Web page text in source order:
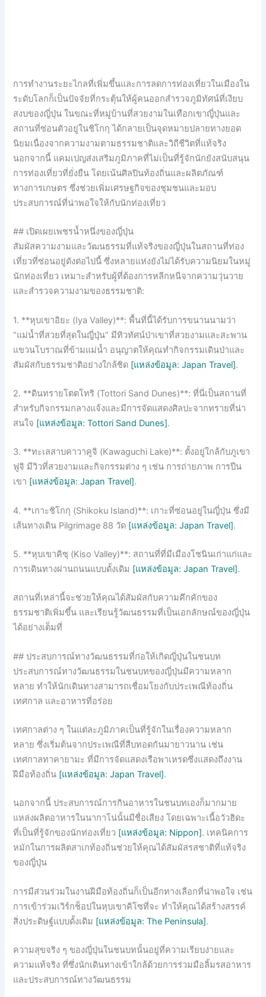
การทำงานระยะไกลที่เพิ่มขึ้นและการลดการท่องเที่ยวในเมืองใน
ระดับโลกก็เป็นปัจจัยที่กระตุ้นให้ผู้คนออกสำรวจภูมิทัศน์ที่เงียบ
สงบของญี่ปุ่น ในขณะที่หมู่บ้านที่สวยงามในเทือกเขาญี่ปุ่นและ
สถานที่ซ่อนตัวอยู่ในชิโกกุ ได้กลายเป็นจุดหมายปลายทางยอด
นิยมเนื่องจากความงามตามธรรมชาติและวิถีชีวิตที่แท้จริง
นอกจากนี้ แคมเปญส่งเสริมภูมิภาคที่ไม่เป็นที่รู้จักนักยังสนับสนุน
การท่องเที่ยวที่ยั่งยืน โดยเน้นศิลปินท้องถิ่นและผลิตภัณฑ์
ทางการเกษตร ซึ่งช่วยเพิ่มเศรษฐกิจของชุมชนและมอบ
ประสบการณ์ที่น่าพอใจให้กับนักท่องเที่ยว
## เปิดเผยเพชรน้ำหนึ่งของญี่ปุ่น
สัมผัสความงามและวัฒนธรรมที่แท้จริงของญี่ปุ่นในสถานที่ท่อง
เที่ยวที่ซ่อนอยู่ดังต่อไปนี้ ซึ่งหลายแห่งยังไม่ได้รับความนิยมในหมู่
นักท่องเที่ยว เหมาะสำหรับผู้ที่ต้องการหลีกหนีจากความวุ่นวาย
และสำรวจความงามของธรรมชาติ:
1. **หุบเขาอิยะ (Iya Valley)**: พื้นที่นี้ได้รับการขนานนามว่า
“แม่น้ำที่สวยที่สุดในญี่ปุ่น” มีทิวทัศน์ป่าเขาที่สวยงามและสะพาน
แขวนโบราณที่ข้ามแม่น้ำ อนุญาตให้คุณทำกิจกรรมเดินป่าและ
สัมผัสกับธรรมชาติอย่างใกล้ชิด [แหล่งข้อมูล: Japan Travel].
2. **ดินทรายโตตโทริ (Tottori Sand Dunes)**: ที่นี่เป็นสถานที่
สำหรับกิจกรรมกลางแจ้งและมีการจัดแสดงศิลปะจากทรายที่น่า
สนใจ [แหล่งข้อมูล: Tottori Sand Dunes].
3. **ทะเลสาบคาวาคูจิ (Kawaguchi Lake)**: ตั้งอยู่ใกล้กับภูเขา
ฟูจิ มีวิวที่สวยงามและกิจกรรมต่าง ๆ เช่น การถ่ายภาพ การปีน
เขา [แหล่งข้อมูล: Japan Travel].
4. **เกาะชิโกกุ (Shikoku Island)**: เกาะที่ซ่อนอยู่ในญี่ปุ่น ซึ่งมี
เส้นทางเดิน Pilgrimage 88 วัด [แหล่งข้อมูล: Japan Travel].
5. **หุบเขาคิซุ (Kiso Valley)**: สถานที่ที่มีเมืองโชนินเก่าแก่และ
การเดินทางผ่านถนนแบบดั้งเดิม [แหล่งข้อมูล: Japan Travel].
สถานที่เหล่านี้จะช่วยให้คุณได้สัมผัสกับความคึกคักของ
ธรรมชาติเพิ่มขึ้น และเรียนรู้วัฒนธรรมที่เป็นเอกลักษณ์ของญี่ปุ่น
ได้อย่างเต็มที่
## ประสบการณ์ทางวัฒนธรรมที่ก่อให้เกิดญี่ปุ่นในชนบท
ประสบการณ์ทางวัฒนธรรมในชนบทของญี่ปุ่นมีความหลาก
หลาย ทำให้นักเดินทางสามารถเชื่อมโยงกับประเพณีท้องถิ่น
เทศกาล และอาหารที่อร่อย
เทศกาลต่าง ๆ ในแต่ละภูมิภาคเป็นที่รู้จักในเรื่องความหลาก
หลาย ซึ่งเริ่มต้นจากประเพณีที่สืบทอดกันมายาวนาน เช่น
เทศกาลทาคายามะ ที่มีการจัดแสดงเรือพาเหรดซึ่งแสดงถึงงาน
ฝีมือท้องถิ่น [แหล่งข้อมูล: Japan Travel].
นอกจากนี้ ประสบการณ์การกินอาหารในชนบทเองก็มากมาย
แหล่งผลิตอาหารในนากาโน่นั้นมีชื่อเสียง โดยเฉพาะเนื้อวัวฮิดะ
ที่เป็นที่รู้จักของนักท่องเที่ยว [แหล่งข้อมูล: Nippon]. เทคนิคการ
หมักในการผลิตสาเกท้องถิ่นช่วยให้คุณได้สัมผัสรสชาติที่แท้จริง
ของญี่ปุ่น
การมีส่วนร่วมในงานฝีมือท้องถิ่นก็เป็นอีกทางเลือกที่น่าพอใจ เช่น
การเข้าร่วมเวิร์กช็อปในหุบเขาคิโซที่จะ ทำให้คุณได้สร้างสรรค์
สิ่งประดิษฐ์แบบดั้งเดิม [แหล่งข้อมูล: The Peninsula].
ความสุขจริง ๆ ของญี่ปุ่นในชนบทนั้นอยู่ที่ความเรียบง่ายและ
ความแท้จริง ที่ซึ่งนักเดินทางเข้าใกล้ด้วยการร่วมมือลิ้มรสอาหาร
และประสบการณ์ทางวัฒนธรรม